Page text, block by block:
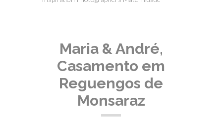
Maria & André,
Casamento em
Reguengos de
Monsaraz